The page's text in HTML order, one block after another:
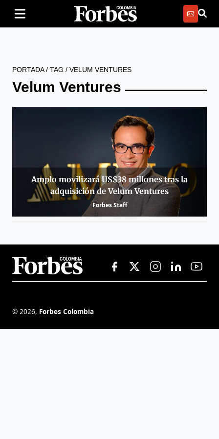
PORTADA/ TAG / VELUM VENTURES
Velum Ventures
Amplo movilizará US$38 millones tras la
adquisición de Velum Ventures
Forbes Staff
© 2026, Forbes Colombia